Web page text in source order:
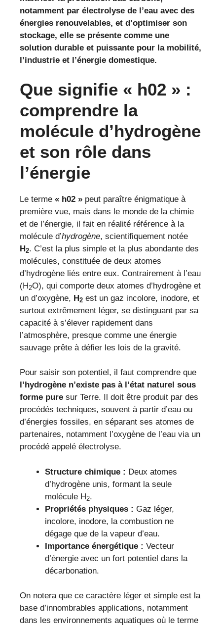
notamment par électrolyse de l’eau avec des
énergies renouvelables, et d’optimiser son
stockage, elle se présente comme une
solution durable et puissante pour la mobilité,
l’industrie et l’énergie domestique.
Que signifie « h02 » :
comprendre la
molécule d’hydrogène
et son rôle dans
l’énergie
Le terme « h02 » peut paraître énigmatique à
première vue, mais dans le monde de la chimie
et de l’énergie, il fait en réalité référence à la
molécule d’hydrogène, scientifiquement notée
H2. C’est la plus simple et la plus abondante des
molécules, constituée de deux atomes
d’hydrogène liés entre eux. Contrairement à l’eau
(H2O), qui comporte deux atomes d’hydrogène et
un d’oxygène, H2 est un gaz incolore, inodore, et
surtout extrêmement léger, se distinguant par sa
capacité à s’élever rapidement dans
l’atmosphère, presque comme une énergie
sauvage prête à défier les lois de la gravité.
Pour saisir son potentiel, il faut comprendre que
l’hydrogène n’existe pas à l’état naturel sous
forme pure sur Terre. Il doit être produit par des
procédés techniques, souvent à partir d’eau ou
d’énergies fossiles, en séparant ses atomes de
partenaires, notamment l’oxygène de l’eau via un
procédé appelé électrolyse.
Structure chimique : Deux atomes
d’hydrogène unis, formant la seule
molécule H2.
Propriétés physiques : Gaz léger,
incolore, inodore, la combustion ne
dégage que de la vapeur d’eau.
Importance énergétique : Vecteur
d’énergie avec un fort potentiel dans la
décarbonation.
On notera que ce caractère léger et simple est la
base d’innombrables applications, notamment
dans les environnements aquatiques où le terme